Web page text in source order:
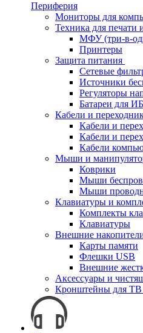
Периферия
Мониторы для
Техника для печати
МФУ (три-в-
Принтеры
Защита питания
Сетевые
Источники
Регуляторы
Батареи для
Кабели и
Кабели и
Кабели и
Кабели
Мыши и
Коврики
Мыши
Мыши
Клавиатуры и
Комплекты
Клавиатуры
Внешние
Карты памяти
Флешки USB
Внешние
Аксессуары и
Кронштейны для ТВ